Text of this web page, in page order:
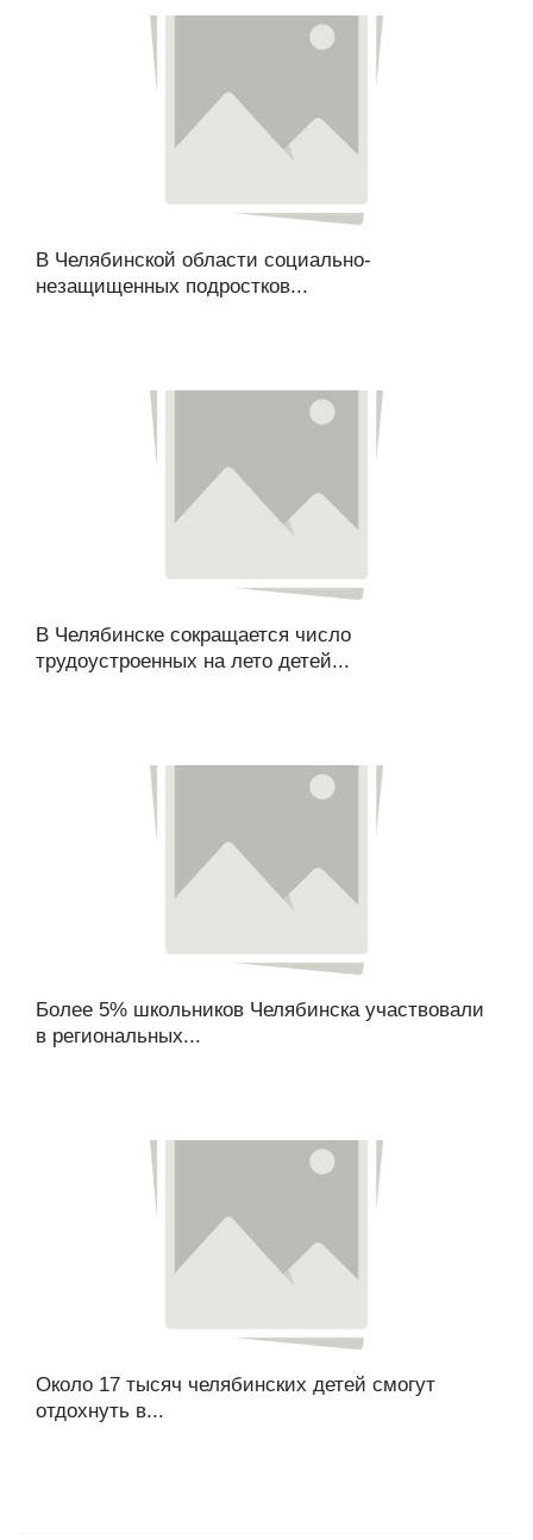
В Челябинской области социально-
незащищенных подростков...
В Челябинске сокращается число
трудоустроенных на лето детей...
Более 5% школьников Челябинска участвовали
в региональных...
Около 17 тысяч челябинских детей смогут
отдохнуть в...